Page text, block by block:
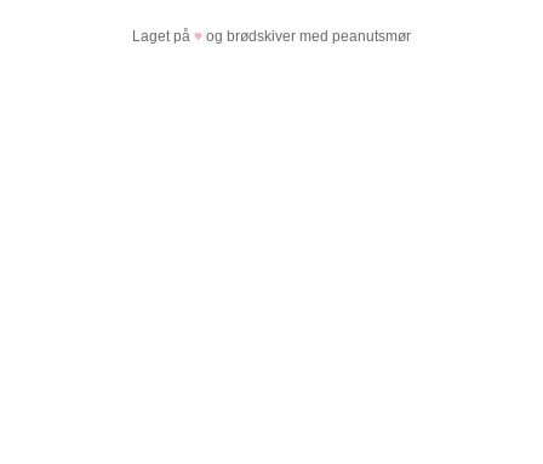
Laget på ♥ og brødskiver med peanutsmør